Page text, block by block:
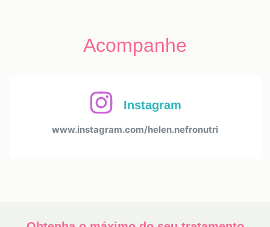
Acompanhe
Instagram
www.instagram.com/helen.nefronutri